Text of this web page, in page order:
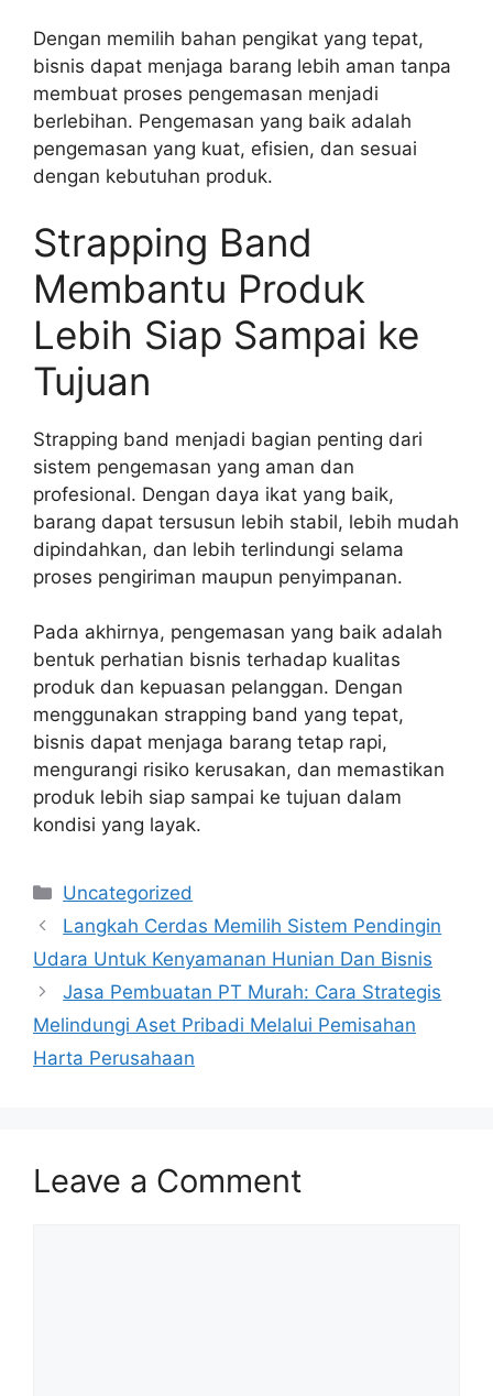
Dengan memilih bahan pengikat yang tepat,
bisnis dapat menjaga barang lebih aman tanpa
membuat proses pengemasan menjadi
berlebihan. Pengemasan yang baik adalah
pengemasan yang kuat, efisien, dan sesuai
dengan kebutuhan produk.
Strapping Band
Membantu Produk
Lebih Siap Sampai ke
Tujuan
Strapping band menjadi bagian penting dari
sistem pengemasan yang aman dan
profesional. Dengan daya ikat yang baik,
barang dapat tersusun lebih stabil, lebih mudah
dipindahkan, dan lebih terlindungi selama
proses pengiriman maupun penyimpanan.
Pada akhirnya, pengemasan yang baik adalah
bentuk perhatian bisnis terhadap kualitas
produk dan kepuasan pelanggan. Dengan
menggunakan strapping band yang tepat,
bisnis dapat menjaga barang tetap rapi,
mengurangi risiko kerusakan, dan memastikan
produk lebih siap sampai ke tujuan dalam
kondisi yang layak.
Categories
Uncategorized
Langkah Cerdas Memilih Sistem Pendingin
Udara Untuk Kenyamanan Hunian Dan Bisnis
Jasa Pembuatan PT Murah: Cara Strategis
Melindungi Aset Pribadi Melalui Pemisahan
Harta Perusahaan
Leave a Comment